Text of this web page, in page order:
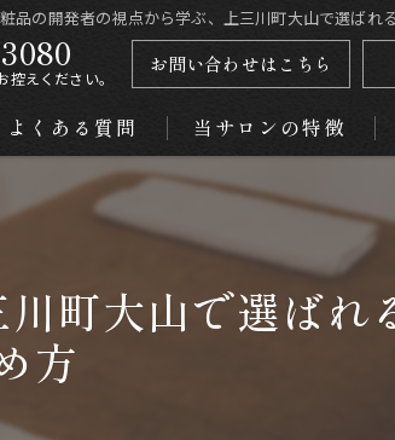
品の開発者の視点から学ぶ、上三川町大山で選ばれ
えください。
お問い合わせはこちら
よくある質問 当サロンの特徴
美肌
町大山で選ばれ
方